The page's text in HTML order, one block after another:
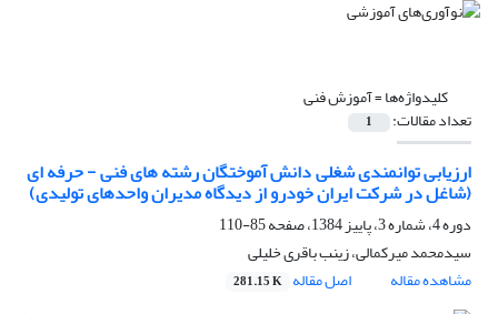
کلیدواژه‌ها =آموزش فنی
تعداد مقالات: 1
ارزیابی توانمندی شغلی دانش آموختگان رشته های فنی - حرفه ای
(شاغل در شرکت ایران خودرو از دیدگاه مدیران واحدهای تولیدی)
دوره 4، شماره 3، پاییز 1384، صفحه
85-110
سیدمحمد میرکمالی، زینب باقری خلیلی
مشاهده مقاله
اصل مقاله 281.15 K